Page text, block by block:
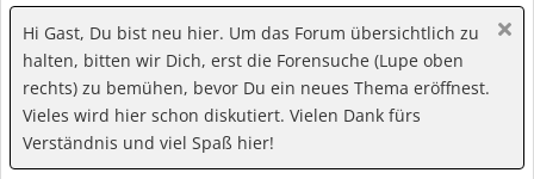
Hi Gast, Du bist neu hier. Um das Forum übersichtlich zu
halten, bitten wir Dich, erst die Forensuche (Lupe oben
rechts) zu bemühen, bevor Du ein neues Thema eröffnest.
Vieles wird hier schon diskutiert. Vielen Dank fürs
Verständnis und viel Spaß hier!